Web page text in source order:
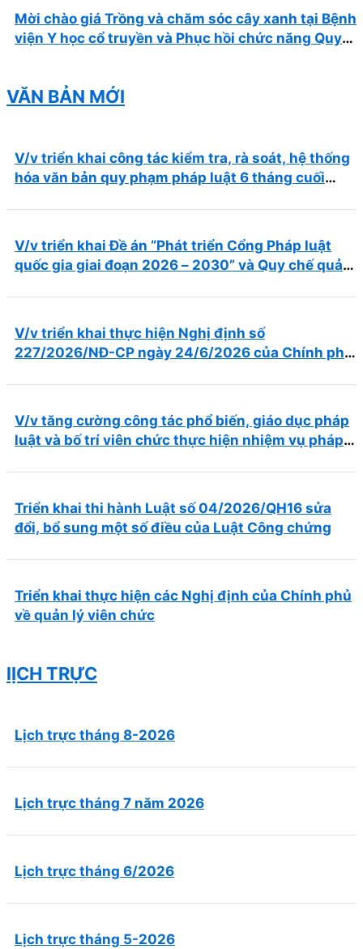
Mời chào giá Trồng và chăm sóc cây xanh tại Bệnh
viện Y học cổ truyền và Phục hồi chức năng Quy
VĂN BẢN MỚI
V/v triển khai công tác kiểm tra, rà soát, hệ thống
hóa văn bản quy phạm pháp luật 6 tháng cuối
V/v triển khai Đề án “Phát triển Cổng Pháp luật
quốc gia giai đoạn 2026 – 2030” và Quy chế quản
V/v triển khai thực hiện Nghị định số
227/2026/NĐ-CP ngày 24/6/2026 của Chính phủ
V/v tăng cường công tác phổ biến, giáo dục pháp
luật và bố trí viên chức thực hiện nhiệm vụ pháp
Triển khai thi hành Luật số 04/2026/QH16 sửa
đổi, bổ sung một số điều của Luật Công chứng
Triển khai thực hiện các Nghị định của Chính phủ
về quản lý viên chức
lỊCH TRỰC
Lịch trực tháng 8-2026
Lịch trực tháng 7 năm 2026
Lịch trực tháng 6/2026
Lịch trực tháng 5-2026